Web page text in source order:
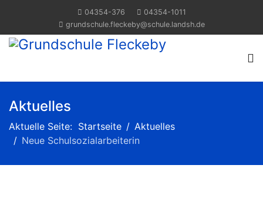
04354-376
04354-1011
grundschule.fleckeby@schule.landsh.de
Aktuelles
Aktuelle Seite: Startseite
Aktuelles
Neue Schulsozialarbeiterin